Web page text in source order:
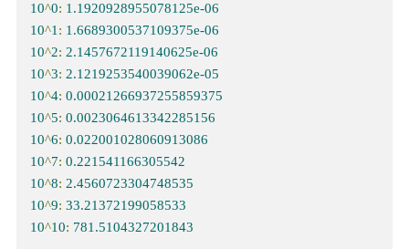
10^0: 1.1920928955078125e-06
10^1 : 1.6689300537109375e-06
10^2: 2.1457672119140625e-06
10^3: 2.1219253540039062e-05
10^4: 0.00021266937255859375
10^5: 0.0023064613342285156
10^6: 0.022001028060913086
10^7: 0.221541166305542
10^8: 2.4560723304748535
10^9: 33.21372199058533
10^10: 781.5104327201843